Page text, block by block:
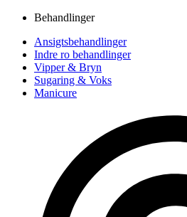
Behandlinger
Ansigtsbehandlinger
Indre ro behandlinger
Vipper & Bryn
Sugaring & Voks
Manicure